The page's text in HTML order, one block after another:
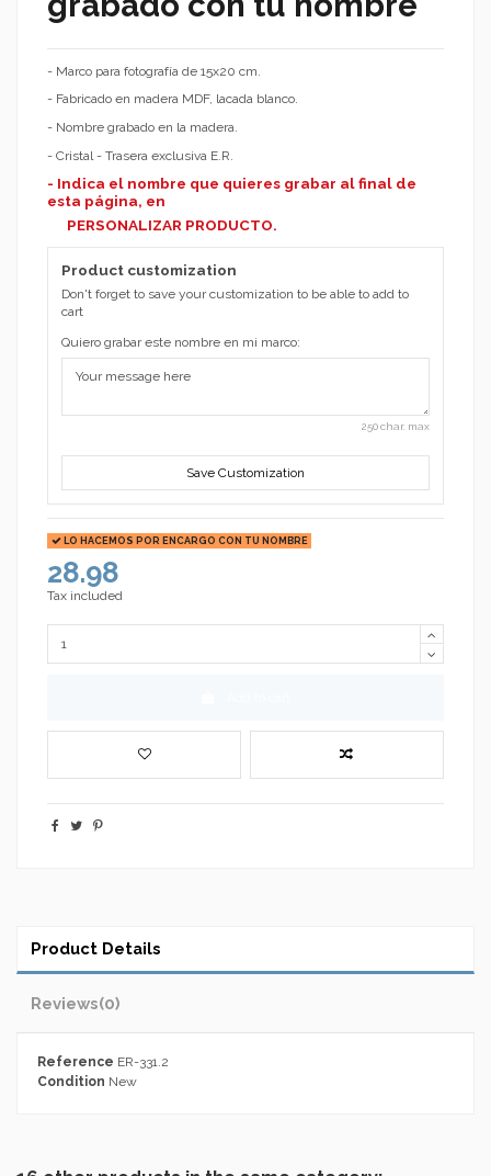
- Marco para fotografía de 15x20 cm.
- Fabricado en madera MDF, lacada blanco.
- Nombre grabado en la madera.
- Cristal - Trasera exclusiva E.R.
- Indica el nombre que quieres grabar al final de
esta página, en
PERSONALIZAR PRODUCTO.
Product customization
Don't forget to save your customization to be able to add to
cart
Quiero grabar este nombre en mi marco:
250 char. max
Save Customization
LO HACEMOS POR ENCARGO CON TU NOMBRE
28.98
Tax included
Product Details
Reviews(0)
Reference ER-331.2
Condition New